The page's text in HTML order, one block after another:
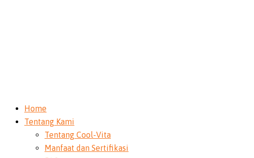
Home
Tentang Kami
Tentang Cool-Vita
Manfaat dan Sertifikasi